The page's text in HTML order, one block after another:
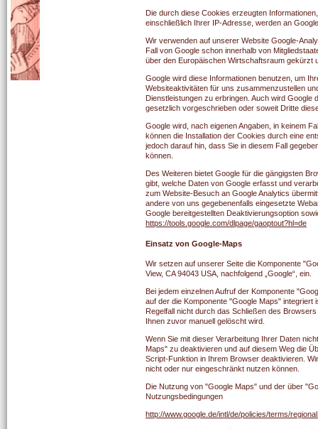
Die durch diese Cookies erzeugten
einschließlich Ihrer IP-Adresse, werden an
Wir verwenden auf unserer Website Google-
Fall von Google schon innerhalb von
über den Europäischen Wirtschaftsraum gekürzt
Google wird diese Informationen benutzen, um
Websiteaktivitäten für uns zusammenzustellen
Dienstleistungen zu erbringen. Auch wird
gesetzlich vorgeschrieben oder soweit Dritte
Google wird, nach eigenen Angaben, in keinem
können die Installation der Cookies durch eine
jedoch darauf hin, dass Sie in diesem Fall
können.
Des Weiteren bietet Google für die gängigsten
gibt, welche Daten von Google erfasst und
zum Website-Besuch an Google Analytics
andere von uns gegebenenfalls eingesetzte
Google bereitgestellten Deaktivierungsoption
https://tools.google.com/dlpage/gaoptout?hl=de
Einsatz von Google-Maps
Wir setzen auf unserer Seite die Komponente
View, CA 94043 USA, nachfolgend „Google“, ein.
Bei jedem einzelnen Aufruf der Komponente
auf der die Komponente "Google Maps"
Regelfall nicht durch das Schließen des
Ihnen zuvor manuell gelöscht wird.
Wenn Sie mit dieser Verarbeitung Ihrer Daten
Maps" zu deaktivieren und auf diesem Weg die
Script-Funktion in Ihrem Browser deaktivieren.
nicht oder nur eingeschränkt nutzen können.
Die Nutzung von "Google Maps" und der über
Nutzungsbedingungen
http://www.google.de/intl/de/policies/terms/